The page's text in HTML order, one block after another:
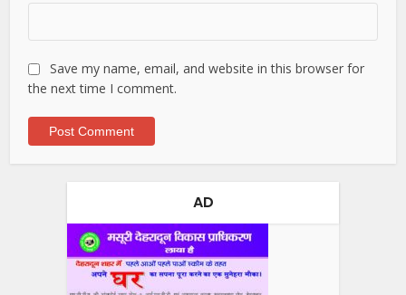
Save my name, email, and website in this browser for
the next time I comment.
AD